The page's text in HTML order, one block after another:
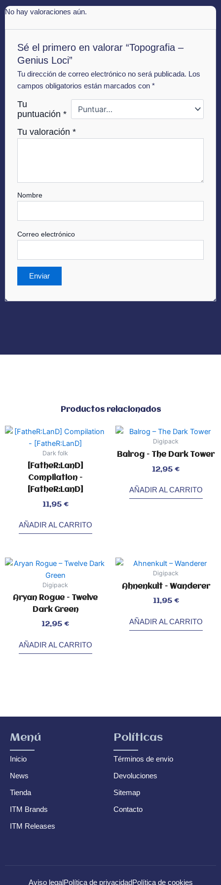
No hay valoraciones aún.
Sé el primero en valorar “Topografia –
Genius Loci”
Tu dirección de correo electrónico no será publicada. Los
campos obligatorios están marcados con*
Tu
puntuación*
Tu valoración*
Nombre
Correo electrónico
Productos relacionados
Dark folk
[FatheR:LanD]
Compilation –
[FatheR:LanD]
11,95 €
AÑADIR AL CARRITO
Digipack
Balrog – The Dark Tower
12,95 €
AÑADIR AL CARRITO
Digipack
Aryan Rogue – Twelve
Dark Green
12,95 €
AÑADIR AL CARRITO
Digipack
Ahnenkult – Wanderer
11,95 €
AÑADIR AL CARRITO
Menú
Inicio
News
Tienda
ITM Brands
ITM Releases
Políticas
Términos de envio
Devoluciones
Sitemap
Contacto
Aviso legal Política de privacidad Política de cookies